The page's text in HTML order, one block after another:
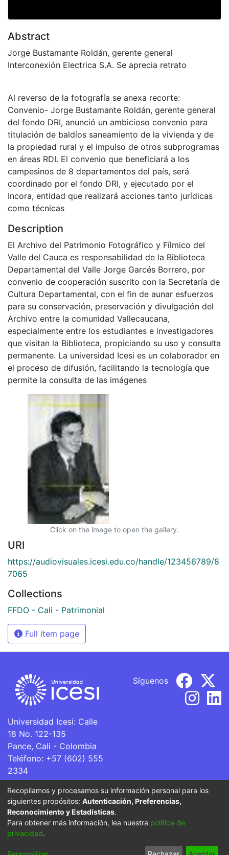
Abstract
Jorge Bustamante Roldán, gerente general
Interconexión Electrica S.A. Se aprecia retrato
Al reverso de la fotografía se anexa recorte:
Convenio- Jorge Bustamante Roldán, gerente general
del fondo DRI, anunció un ambicioso convenio para
titulación de baldíos saneamiento de la vivienda y de
la propiedad rural y el impulso de otros subprogramas
en áreas RDI. El convenio que beneficiará a los
campesinos de 8 departamentos del país, será
coordinado por el fondo DRI, y ejecutado por el
Incora, entidad que realizará acciones tanto jurídicas
como técnicas
Description
El Archivo del Patrimonio Fotográfico y Fílmico del
Valle del Cauca es responsabilidad de la Biblioteca
Departamental del Valle Jorge Garcés Borrero, por
convenio de cooperación suscrito con la Secretaría de
Cultura Departamental, con el fin de aunar esfuerzos
para su conservación, preservación y divulgación del
Archivo entre la comunidad Vallecaucana,
especialmente entre los estudiantes e investigadores
que visitan la Biblioteca, propiciando su uso y consulta
permanente. La universidad Icesi es un colaborador en
el proceso de difusión, facilitando la tecnología que
permite la consulta de las imágenes
Click on the image to open the gallery.
URI
https://audiovisuales.icesi.edu.co/handle/123456789/8
7065
Collections
FFDO - Cali - Patrimonial
Full item page
Universidad Icesi: Calle
18 No. 122-135
Pance, Cali - Colombia
Teléfono: +57 (602) 555
2334
ventanillaunica@icesi.edu.co
Síguenos
La Universidad Icesi es una Institución de Educación
Superior que se encuentra sujeta a inspección y vigilancia
por parte del Ministerio de Educación Nacional.
Cookie End User Send
Recopilamos y procesamos su información personal para los
siguientes propósitos: Autenticación, Preferencias,
Reconocimiento y Estadísticas.
Para obtener más información, lea nuestra política de
privacidad.